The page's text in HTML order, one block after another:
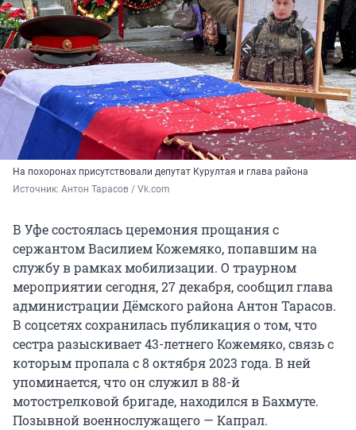
На похоронах присутствовали депутат Курултая и глава района
Источник: Антон Тарасов / Vk.com
В Уфе состоялась церемония прощания с
сержантом Василием Кожемяко, попавшим на
службу в рамках мобилизации. О траурном
мероприятии сегодня, 27 декабря, сообщил глава
администрации Дёмского района Антон Тарасов.
В соцсетях сохранилась публикация о том, что
сестра разыскивает 43-летнего Кожемяко, связь с
которым пропала с 8 октября 2023 года. В ней
упоминается, что он служил в 88-й
мотострелковой бригаде, находился в Бахмуте.
Позывной военнослужащего — Капрал.